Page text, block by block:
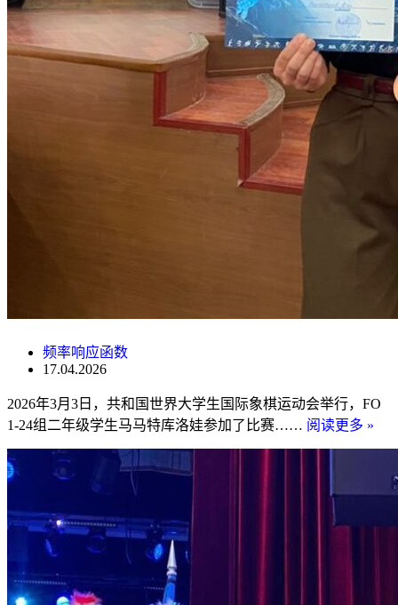
频率响应函数
17.04.2026
2026年3月3日，共和国世界大学生国际象棋运动会举行，FO
1-24组二年级学生马马特库洛娃参加了比赛…… 阅读更多 »